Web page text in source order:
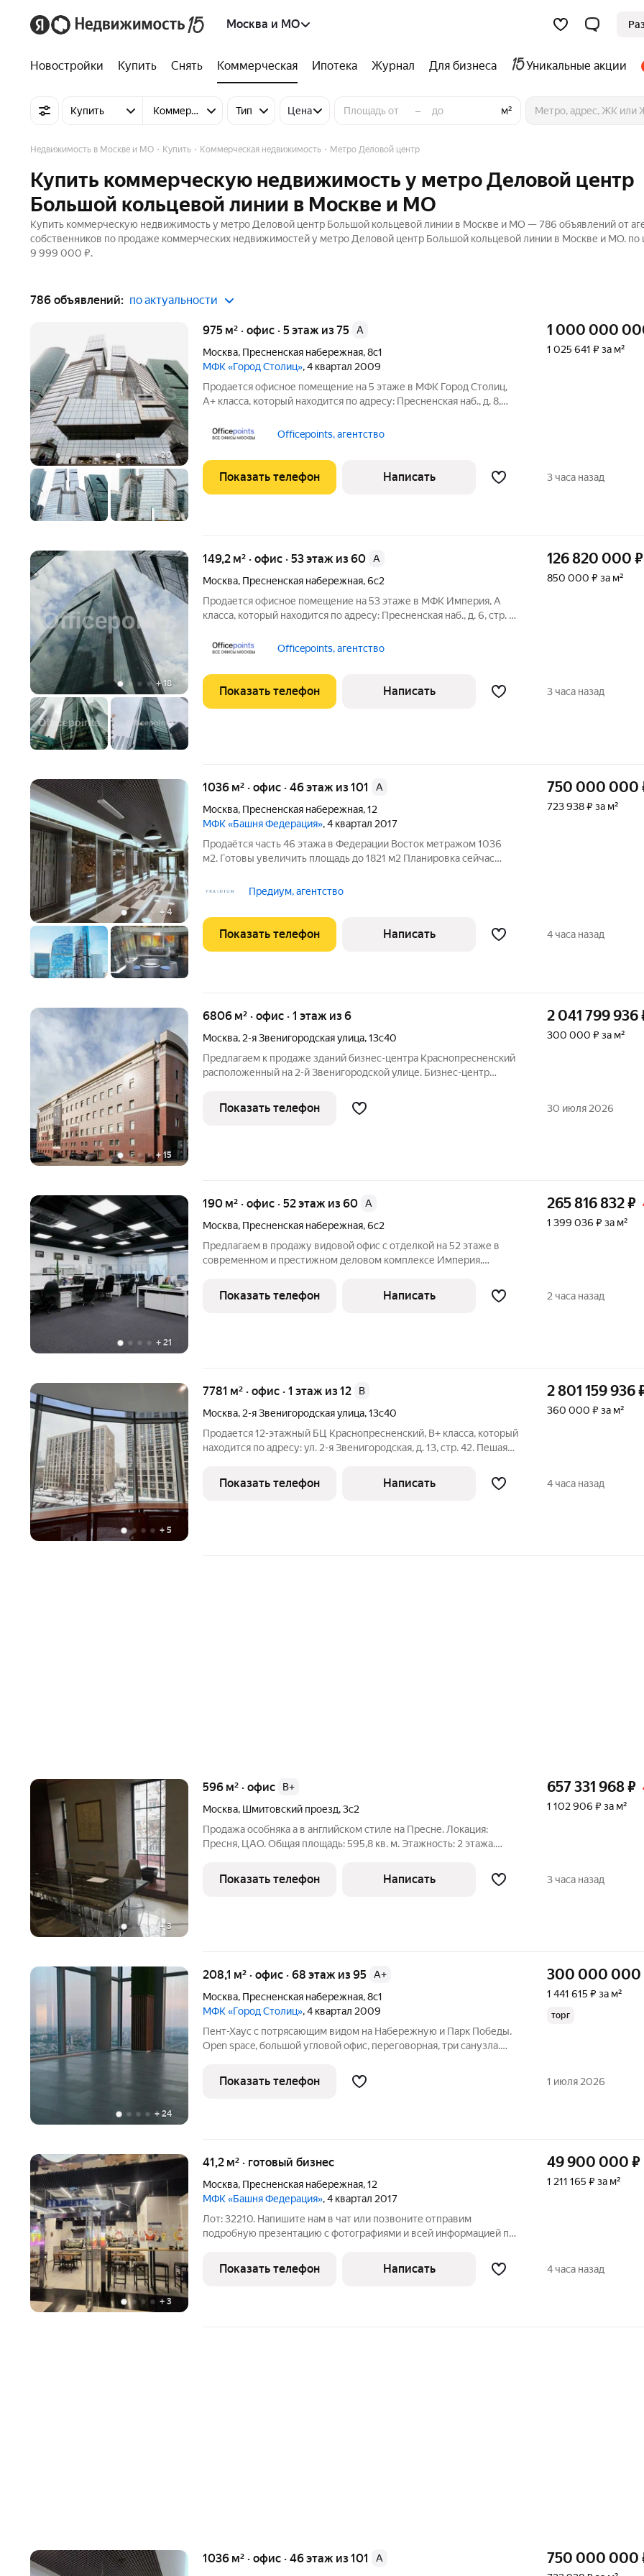
Москва и МО
Новостройки Купить Снять Коммерческая Ипотека Журнал Для бизнеса Уникальные акции
Купить Коммерческую недвижимость
Тип Цена – м²
Недвижимость в Москве и МО Купить Коммерческая недвижимость Метро Деловой центр
Купить коммерческую недвижимость у метро Деловой центр
Большой кольцевой линии в Москве и МО
Купить коммерческую недвижимость у метро Деловой центр Большой кольцевой линии в Москве и МО — 786 объявлений от
собственников по продаже коммерческих недвижимостей у метро Деловой центр Большой кольцевой линии в Москве и МО. по
9 999 000 ₽.
786 объявлений: по актуальности
+20
975 м² · офис · 5 этаж из 75
A
Москва, Пресненская набережная,8с1
МФК «Город Столиц», 4 квартал 2009
Продается офисное помещение на 5 этаже в МФК Город Столиц,
А+ класса, который находится по адресу: Пресненская наб., д. 8,
доступность от м. Деловой Центр, Москва-Сити. - МФК
Officepoints, агентство
1 000 000
1 025 641 ₽ за м²
Показать телефон Написать 3 часа назад
+18
149,2 м² · офис · 53 этаж из 60
A
Москва, Пресненская набережная,6с2
Продается офисное помещение на 53 этаже в МФК Империя, А
класса, который находится по адресу: Пресненская наб., д. 6, стр. 2.
от станций метро Деловой Центр, Выставочная. Удобный выезд
Officepoints, агентство
126 820 000 ₽
850 000 ₽ за м²
Показать телефон Написать 3 часа назад
+4
1036 м² · офис · 46 этаж из 101
A
Москва, Пресненская набережная,12
МФК «Башня Федерация», 4 квартал 2017
Продаётся часть 46 этажа в Федерации Восток метражом 1036
м2. Готовы увеличить площадь до 1821 м2 Планировка сейчас
Можно организовать вип-офис для руководства в угловой части.
Предиум, агентство
750 000 000
723 938 ₽ за м²
Показать телефон Написать 4 часа назад
+ 15
6806 м² · офис · 1 этаж из 6
Москва, 2-я Звенигородская улица,13с40
Предлагаем к продаже зданий бизнес-центра Краснопресненский
расположенный на 2-й Звенигородской улице. Бизнес-центр
площадь 6 108 кв.м., общая площадь офисов: 4 500 кв.м. На этаже
2 блока
2 041 799 936
300 000 ₽ за м²
Показать телефон 30 июля 2026
+ 21
190 м² · офис · 52 этаж из 60
A
Москва, Пресненская набережная,6с2
Предлагаем в продажу видовой офис с отделкой на 52 этаже в
современном и престижном деловом комплексе Империя,
Находится в самом центре Сити. Объединяет в себе офисные,
коммерческие и жилые
265 816 832₽
1 399 036 ₽ за м²
Показать телефон Написать 2 часа назад
+ 5
7781 м² · офис · 1 этаж из 12
B
Москва, 2-я Звенигородская улица,13с40
Продается 12-этажный БЦ Краснопресненский, В+ класса, который
находится по адресу: ул. 2-я Звенигородская, д. 13, стр. 42. Пешая
Краснопресненская. Удобный выезд на ТТК, Звенигородское
шоссе,
2 801 159 936
360 000 ₽ за м²
Показать телефон Написать 4 часа назад
+3
596 м² · офис
B+
Москва, Шмитовский проезд,3с2
Продажа особняка а в английском стиле на Пресне. Локация:
Пресня, ЦАО. Общая площадь: 595,8 кв. м. Этажность: 2 этажа.
архитектурой в английском стиле. Предлагается к продаже как
единым лотом (595,8 кв.
657 331 968₽
1 102 906 ₽ за м²
Показать телефон Написать 3 часа назад
+ 24
208,1 м² · офис · 68 этаж из 95
A+
Москва, Пресненская набережная,8с1
МФК «Город Столиц», 4 квартал 2009
Пент-Хаус с потрясающим видом на Набережную и Парк Победы.
Open space, большой угловой офис, переговорная, три санузла.
300 000 000
1 441 615 ₽ за м²
торг
Показать телефон 1 июля 2026
+ 3
41,2 м² · готовый бизнес
Москва, Пресненская набережная,12
МФК «Башня Федерация», 4 квартал 2017
Лот: 32210. Напишите нам в чат или позвоните отправим
подробную презентацию с фотографиями и всей информацией по
Представляем вашему вниманию эксклюзивное предложение
торговую площадь в одном из
49 900 000 ₽
1 211 165 ₽ за м²
Показать телефон Написать 4 часа назад
1036 м² · офис · 46 этаж из 101
A
750 000 000